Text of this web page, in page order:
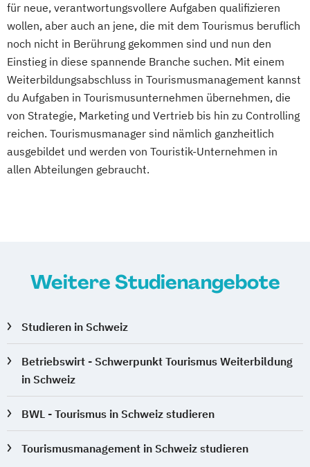
für neue, verantwortungsvollere Aufgaben qualifizieren
wollen, aber auch an jene, die mit dem Tourismus beruflich
noch nicht in Berührung gekommen sind und nun den
Einstieg in diese spannende Branche suchen. Mit einem
Weiterbildungsabschluss in Tourismusmanagement kannst
du Aufgaben in Tourismusunternehmen übernehmen, die
von Strategie, Marketing und Vertrieb bis hin zu Controlling
reichen. Tourismusmanager sind nämlich ganzheitlich
ausgebildet und werden von Touristik-Unternehmen in
allen Abteilungen gebraucht.
Weitere Studienangebote
Studieren in Schweiz
Betriebswirt - Schwerpunkt Tourismus Weiterbildung
in Schweiz
BWL - Tourismus in Schweiz studieren
Tourismusmanagement in Schweiz studieren